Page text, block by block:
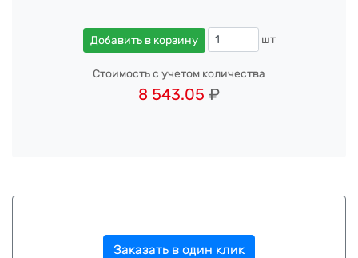
Добавить в корзину шт
Стоимость с учетом количества
8 543.05 ₽
Заказать в один клик